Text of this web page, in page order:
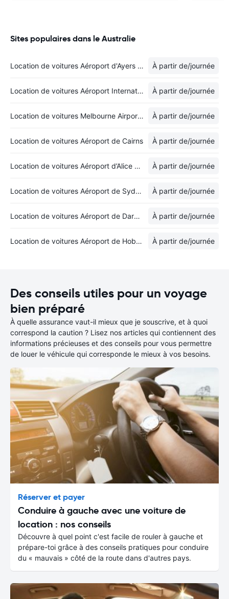
Sites populaires dans le Australie
Location de voitures Aéroport d'Ayers Rock À partir de/journée
Location de voitures Aéroport International de Brisbane À partir de/journée
Location de voitures Melbourne Airport - International Terminal À partir de/journée
Location de voitures Aéroport de Cairns À partir de/journée
Location de voitures Aéroport d’Alice Springs À partir de/journée
Location de voitures Aéroport de Sydney-Kingsford Smith À partir de/journée
Location de voitures Aéroport de Darwin À partir de/journée
Location de voitures Aéroport de Hobart À partir de/journée
Des conseils utiles pour un voyage
bien préparé
À quelle assurance vaut-il mieux que je souscrive, et à quoi
correspond la caution ? Lisez nos articles qui contiennent des
informations précieuses et des conseils pour vous permettre
de louer le véhicule qui corresponde le mieux à vos besoins.
Réserver et payer
Conduire à gauche avec une voiture de
location : nos conseils
Découvre à quel point c'est facile de rouler à gauche et
prépare-toi grâce à des conseils pratiques pour conduire
du « mauvais » côté de la route dans d'autres pays.